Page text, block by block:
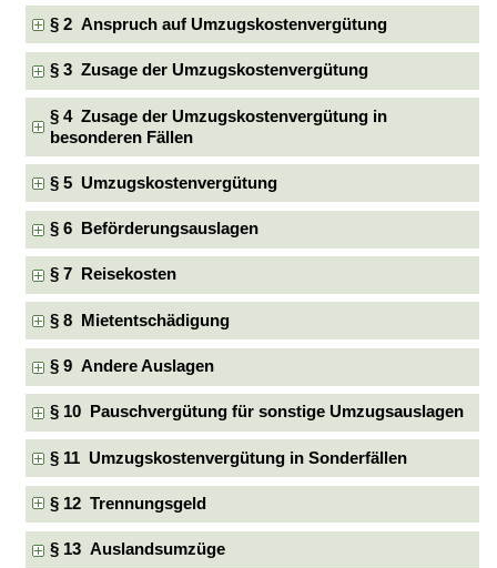
§ 2 Anspruch auf Umzugskostenvergütung
§ 3 Zusage der Umzugskostenvergütung
§ 4 Zusage der Umzugskostenvergütung in
besonderen Fällen
§ 5 Umzugskostenvergütung
§ 6 Beförderungsauslagen
§ 7 Reisekosten
§ 8 Mietentschädigung
§ 9 Andere Auslagen
§ 10 Pauschvergütung für sonstige Umzugsauslagen
§ 11 Umzugskostenvergütung in Sonderfällen
§ 12 Trennungsgeld
§ 13 Auslandsumzüge